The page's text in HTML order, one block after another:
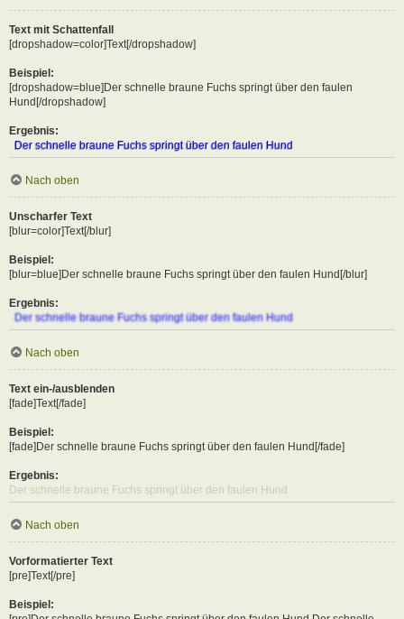
Text mit Schattenfall
[dropshadow=color]Text[/dropshadow]
Beispiel:
[dropshadow=blue]Der schnelle braune Fuchs springt über den faulen
Hund[/dropshadow]
Ergebnis:
Der schnelle braune Fuchs springt über den faulen Hund
Nach oben
Unscharfer Text
[blur=color]Text[/blur]
Beispiel:
[blur=blue]Der schnelle braune Fuchs springt über den faulen Hund[/blur]
Ergebnis:
Der schnelle braune Fuchs springt über den faulen Hund
Nach oben
Text ein-/ausblenden
[fade]Text[/fade]
Beispiel:
[fade]Der schnelle braune Fuchs springt über den faulen Hund[/fade]
Ergebnis:
Der schnelle braune Fuchs springt über den faulen Hund
Nach oben
Vorformatierter Text
[pre]Text[/pre]
Beispiel: